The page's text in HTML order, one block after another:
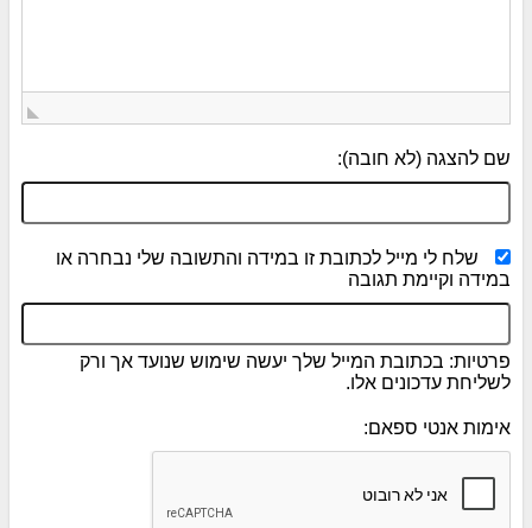
שם להצגה (לא חובה):
שלח לי מייל לכתובת זו במידה והתשובה שלי נבחרה או
במידה וקיימת תגובה
פרטיות: בכתובת המייל שלך יעשה שימוש שנועד אך ורק
לשליחת עדכונים אלו.
אימות אנטי ספאם: